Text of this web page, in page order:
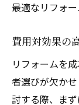
最適なリフォー
費用対効果の
リフォームを
者選びが欠か
討する際、ま